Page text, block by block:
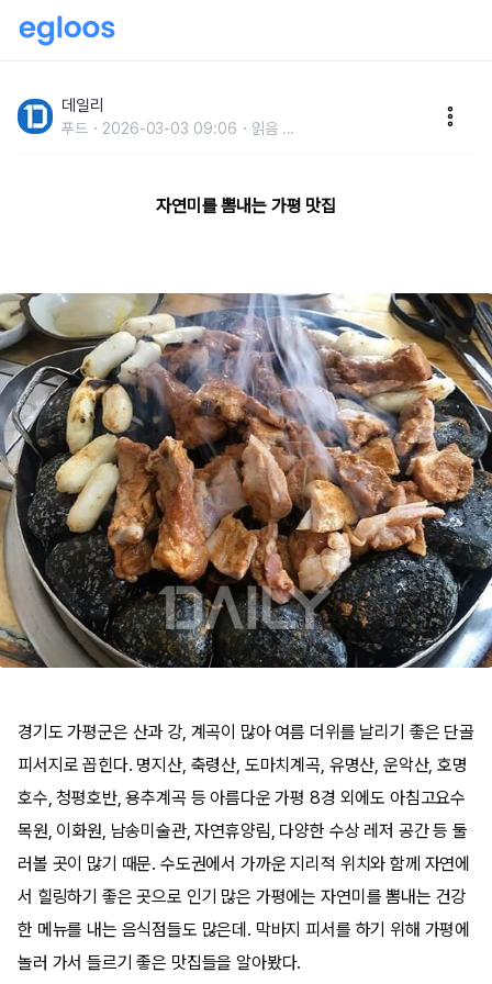
데일리
푸드 2026-03-03 09:06 읽음 ...
자연미를 뽐내는 가평 맛집
경기도 가평군은 산과 강, 계곡이 많아 여름 더위를 날리기 좋은 단골
피서지로 꼽힌다. 명지산, 축령산, 도마치계곡, 유명산, 운악산, 호명
호수, 청평호반, 용추계곡 등 아름다운 가평 8경 외에도 아침고요수
목원, 이화원, 남송미술관, 자연휴양림, 다양한 수상 레저 공간 등 둘
러볼 곳이 많기 때문. 수도권에서 가까운 지리적 위치와 함께 자연에
서 힐링하기 좋은 곳으로 인기 많은 가평에는 자연미를 뽐내는 건강
한 메뉴를 내는 음식점들도 많은데. 막바지 피서를 하기 위해 가평에
놀러 가서 들르기 좋은 맛집들을 알아봤다.